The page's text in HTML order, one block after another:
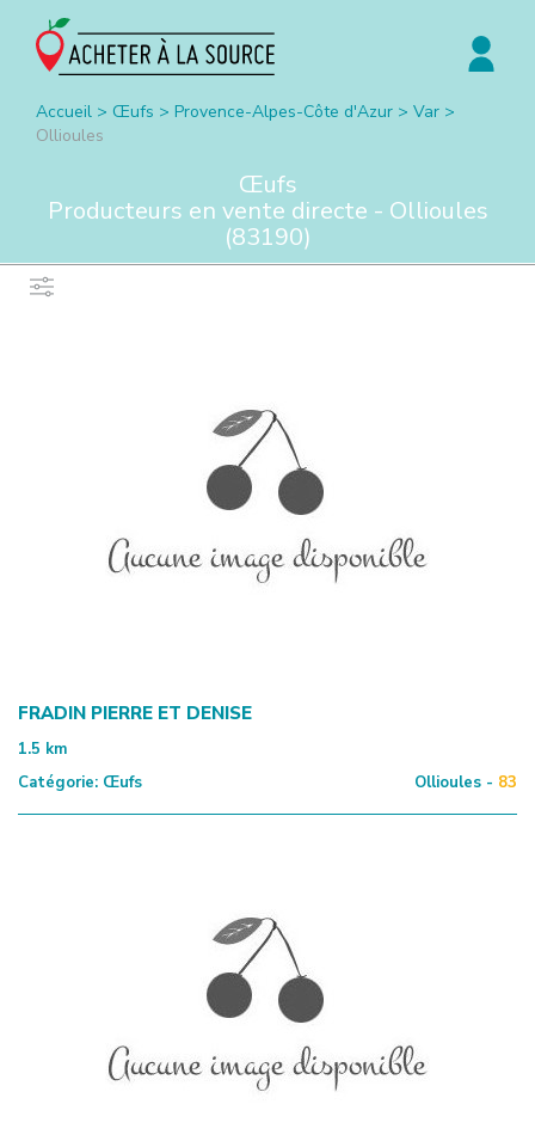
Accueil > Œufs > Provence-Alpes-Côte d'Azur > Var >
Ollioules
Œufs
Producteurs en vente directe - Ollioules
(83190)
FRADIN PIERRE ET DENISE
1.5 km
Catégorie: Œufs Ollioules - 83